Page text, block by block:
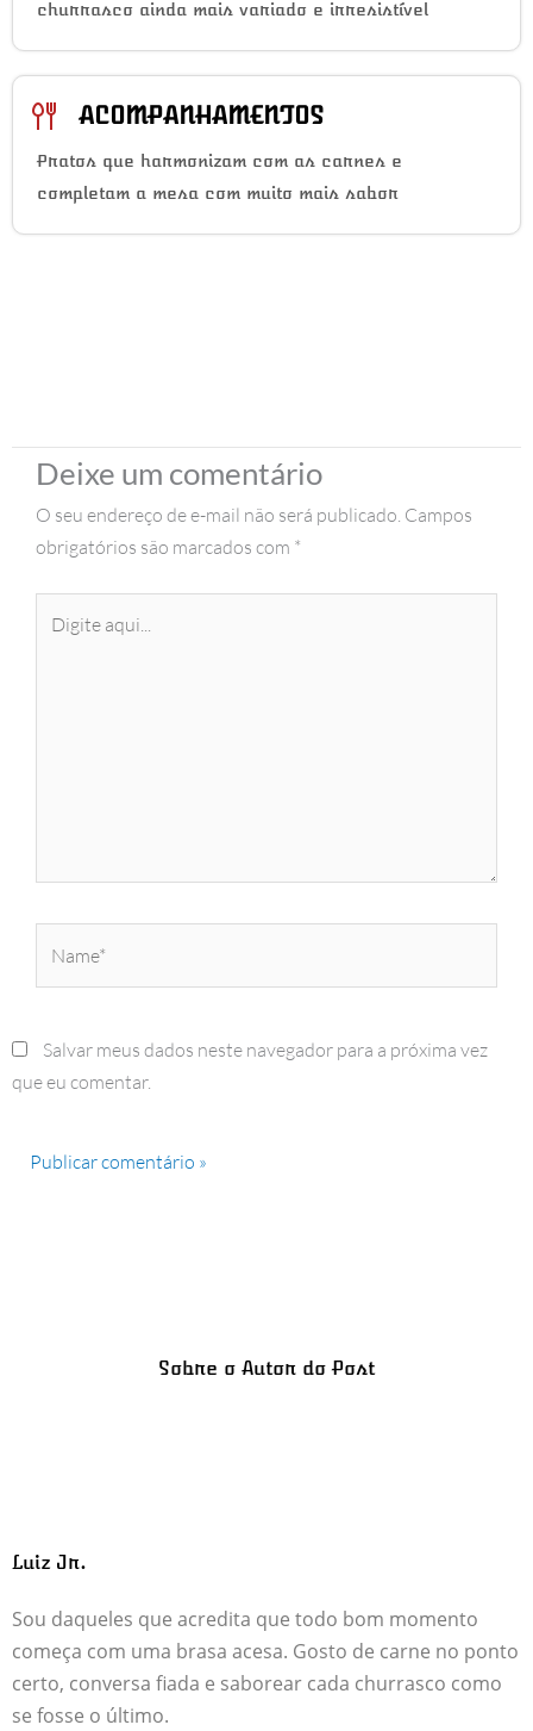
churrasco ainda mais variado e irresistível
ACOMPANHAMENTOS
Pratos que harmonizam com as carnes e
completam a mesa com muito mais sabor
Deixe um comentário
O seu endereço de e-mail não será publicado. Campos
obrigatórios são marcados com *
aqui...
Salvar meus dados neste navegador para a próxima vez
que eu comentar.
Sobre o Autor do Post
Luiz Jr.
Sou daqueles que acredita que todo bom momento
começa com uma brasa acesa. Gosto de carne no ponto
certo, conversa fiada e saborear cada churrasco como
se fosse o último.